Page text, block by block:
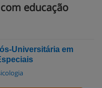
educação
Universitária em